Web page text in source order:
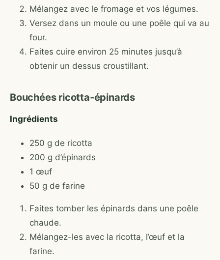
Mélangez avec le fromage et vos légumes.
Versez dans un moule ou une poêle qui va au
four.
Faites cuire environ 25 minutes jusqu’à
obtenir un dessus croustillant.
Bouchées ricotta-épinards
Ingrédients
250 g de ricotta
200 g d’épinards
1 œuf
50 g de farine
Faites tomber les épinards dans une poêle
chaude.
Mélangez-les avec la ricotta, l’œuf et la
farine.